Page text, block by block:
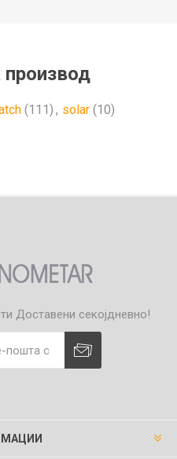
производ
(111) , solar (10)
Доставени секојдневно!